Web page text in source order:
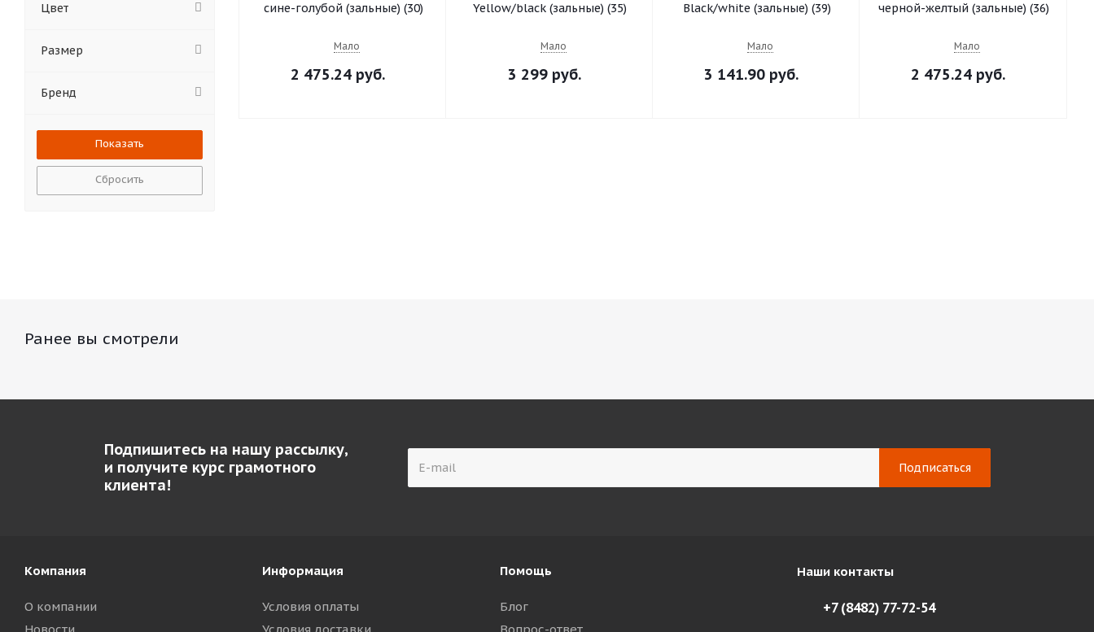
сине-голубой (зальные) (30)
Мало
2 475.24 руб.
Yellow/black (зальные) (35)
Мало
3 299 руб.
Black/white (зальные) (39)
Мало
3 141.90 руб.
черной-желтый (зальные) (36)
Мало
2 475.24 руб.
Цвет
Размер
Бренд
Сбросить
Ранее вы смотрели
Подпишитесь на нашу рассылку,
и получите курс грамотного
клиента!
Компания
О компании
Информация
Условия оплаты
Помощь
Блог
Наши контакты
+7 (8482) 77-72-54